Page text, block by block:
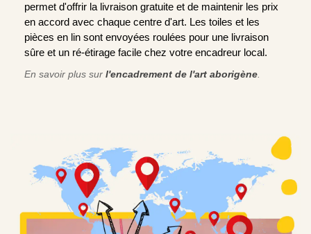
permet d'offrir la livraison gratuite et de maintenir les prix
en accord avec chaque centre d'art. Les toiles et les
pièces en lin sont envoyées roulées pour une livraison
sûre et un ré-étirage facile chez votre encadreur local.
En savoir plus sur l'encadrement de l'art aborigène